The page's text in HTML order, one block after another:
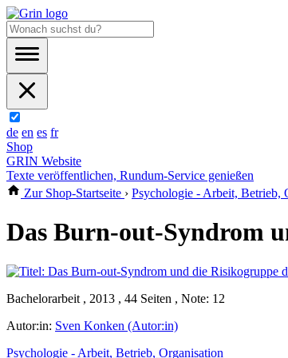
de en es fr
Shop
GRIN Website
Texte veröffentlichen, Rundum-Service genießen
Zur Shop-Startseite › Psychologie - Arbeit, Betrieb,
Das Burn-out-Syndrom
Bachelorarbeit , 2013 , 44 Seiten , Note: 12
Autor:in: Sven Konken (Autor:in)
Psychologie - Arbeit, Betrieb, Organisation